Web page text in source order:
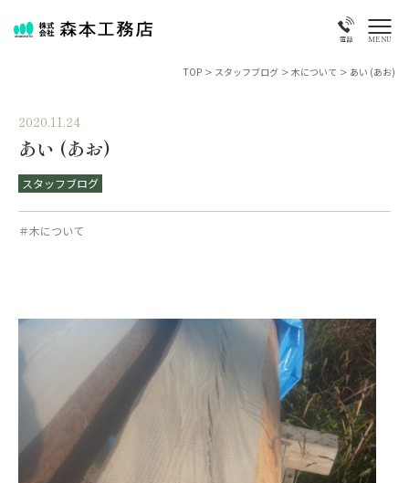
電話 MENU
TOP > スタッフブログ > 木について > あい (あお)
2020.11.24
あい (あお)
スタッフブログ
＃木について